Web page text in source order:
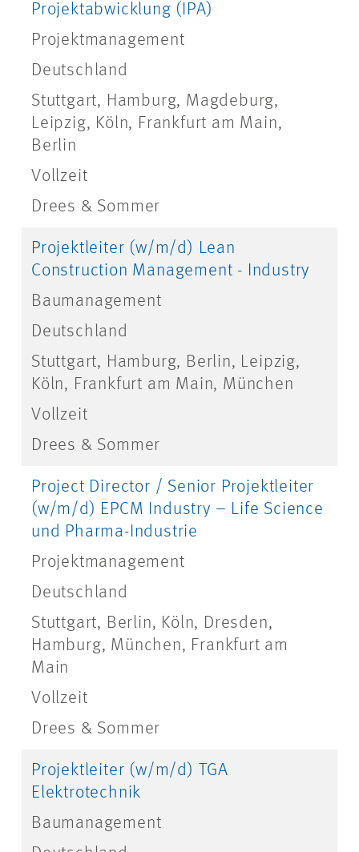
Projektabwicklung (IPA)
Projektmanagement
Deutschland
Stuttgart, Hamburg, Magdeburg,
Leipzig, Köln, Frankfurt am Main,
Berlin
Vollzeit
Drees & Sommer
Projektleiter (w/m/d) Lean
Construction Management - Industry
Baumanagement
Deutschland
Stuttgart, Hamburg, Berlin, Leipzig,
Köln, Frankfurt am Main, München
Vollzeit
Drees & Sommer
Project Director / Senior Projektleiter
(w/m/d) EPCM Industry – Life Science
und Pharma-Industrie
Projektmanagement
Deutschland
Stuttgart, Berlin, Köln, Dresden,
Hamburg, München, Frankfurt am
Main
Vollzeit
Drees & Sommer
Projektleiter (w/m/d) TGA
Elektrotechnik
Baumanagement